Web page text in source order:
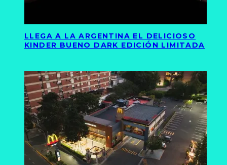
LLEGA A LA ARGENTINA EL DELICIOSO
KINDER BUENO DARK EDICIÓN LIMITADA